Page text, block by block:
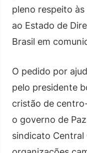
pleno respeito
ao Estado de
Brasil em
O pedido por
pelo presidente
cristão de
o governo de
sindicato Central